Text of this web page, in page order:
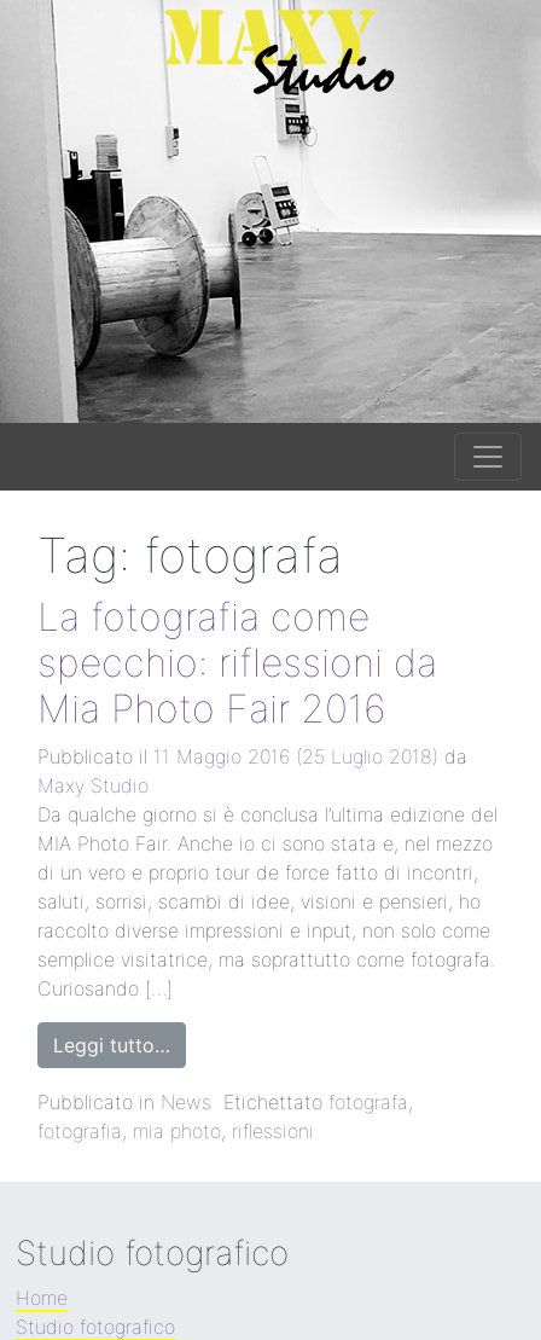
Tag: fotografa
La fotografia come
specchio: riflessioni da
Mia Photo Fair 2016
Pubblicato il 11 Maggio 2016 (25 Luglio 2018) da
Maxy Studio
Da qualche giorno si è conclusa l’ultima edizione del
MIA Photo Fair. Anche io ci sono stata e, nel mezzo
di un vero e proprio tour de force fatto di incontri,
saluti, sorrisi, scambi di idee, visioni e pensieri, ho
raccolto diverse impressioni e input, non solo come
semplice visitatrice, ma soprattutto come fotografa.
Curiosando […]
Leggi tutto…
Pubblicato in News Etichettato fotografa ,
fotografia , mia photo, riflessioni
Studio fotografico
Home
Studio fotografico